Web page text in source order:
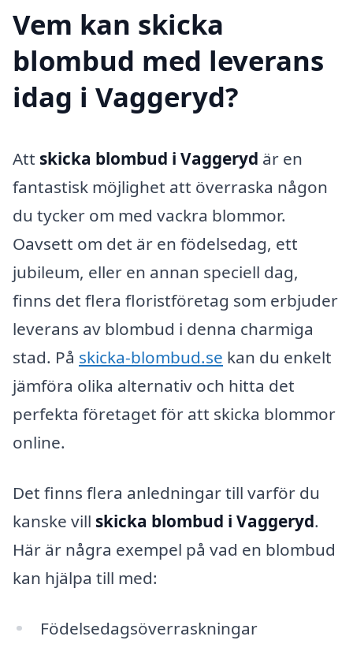
Vem kan skicka
blombud med leverans
idag i Vaggeryd?
Att skicka blombud i Vaggeryd är en
fantastisk möjlighet att överraska någon
du tycker om med vackra blommor.
Oavsett om det är en födelsedag, ett
jubileum, eller en annan speciell dag,
finns det flera floristföretag som erbjuder
leverans av blombud i denna charmiga
stad. På skicka-blombud.se kan du enkelt
jämföra olika alternativ och hitta det
perfekta företaget för att skicka blommor
online.
Det finns flera anledningar till varför du
kanske vill skicka blombud i Vaggeryd.
Här är några exempel på vad en blombud
kan hjälpa till med:
Födelsedagsöverraskningar